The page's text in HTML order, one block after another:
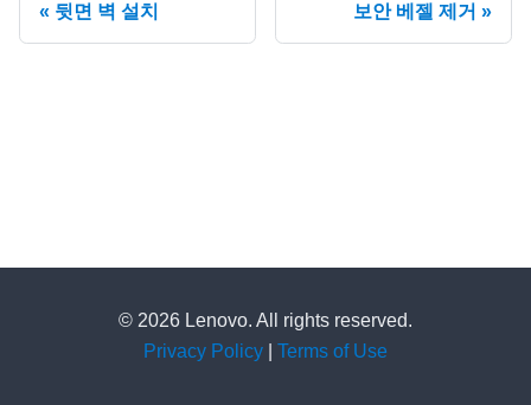
뒷면 벽 설치 보안 베젤 제거
© 2026 Lenovo. All rights reserved.
Privacy Policy
Terms of Use